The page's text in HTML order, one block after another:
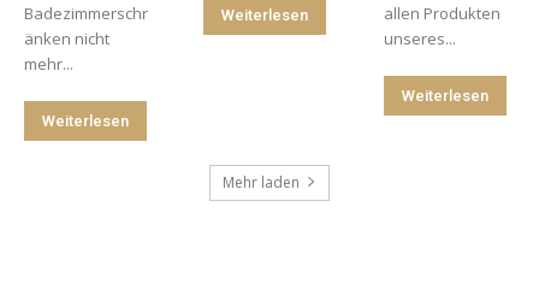
Badezimmerschr
änken nicht
mehr...
Weiterlesen
Weiterlesen
allen Produkten
unseres...
Weiterlesen
Mehr laden